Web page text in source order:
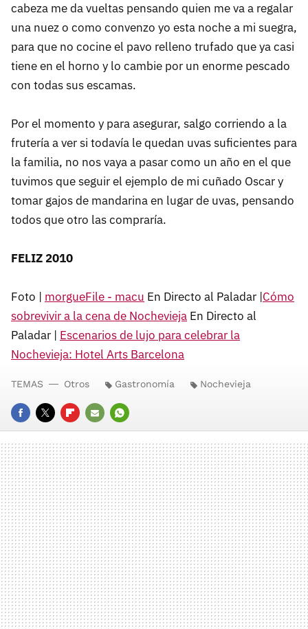
cabeza me da vueltas pensando quien me va a regalar
una nuez o como convenzo yo esta noche a mi suegra,
para que no cocine el pavo relleno trufado que ya casi
tiene en el horno y lo cambie por un enorme pescado
con todas sus escamas.
Por el momento y para asegurar, salgo corriendo a la
frutería a ver si todavía le quedan uvas suficientes para
la familia, no nos vaya a pasar como un año en el que
tuvimos que seguir el ejemplo de mi cuñado Oscar y
tomar gajos de mandarina en lugar de uvas, pensando
todos que otro las compraría.
FELIZ 2010
Foto | morgueFile - macu En Directo al Paladar |Cómo
sobrevivir a la cena de Nochevieja En Directo al
Paladar | Escenarios de lujo para celebrar la
Nochevieja: Hotel Arts Barcelona
FACEBOOK
TWITTERFLIPBOARD
E-
MAIL
WHATSAPP
TEMAS Otros Gastronomía Nochevieja